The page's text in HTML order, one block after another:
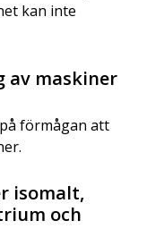
kan inte
av maskiner
förmågan att
isomalt,
och